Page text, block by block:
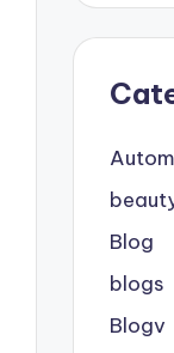
Blog
blogs
Blogv